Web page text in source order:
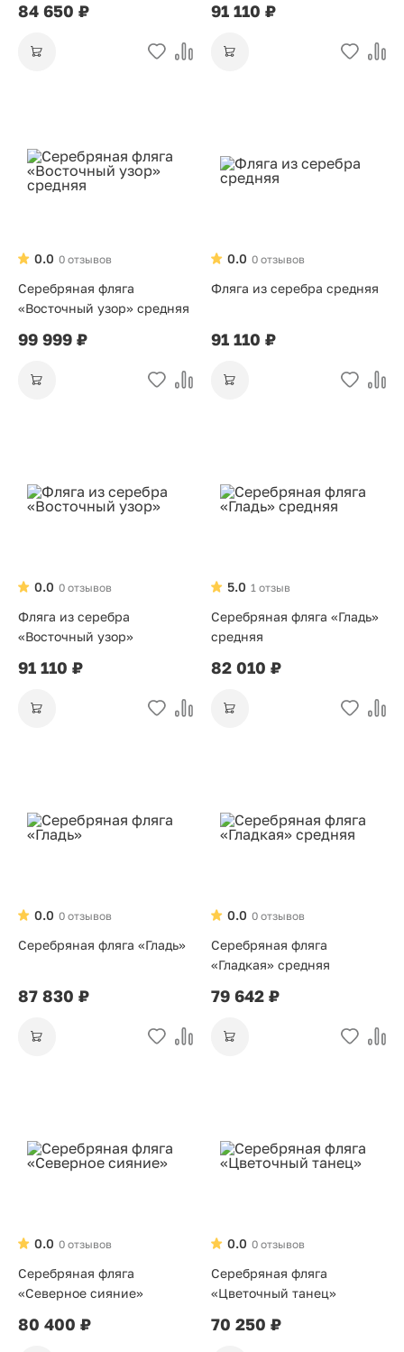
84 650 ₽ 91 110 ₽
0 отзывов
0.0
Серебряная фляга
«Восточный узор» средняя
99 999 ₽
0 отзывов
0.0
Фляга из серебра средняя
91 110 ₽
0 отзывов
0.0
Фляга из серебра
«Восточный узор»
91 110 ₽
1 отзыв
5.0
Серебряная фляга «Гладь»
средняя
82 010 ₽
0 отзывов
0.0
Серебряная фляга «Гладь»
87 830 ₽
0 отзывов
0.0
Серебряная фляга
«Гладкая» средняя
79 642 ₽
0 отзывов
0.0
Серебряная фляга
«Северное сияние»
80 400 ₽
0 отзывов
0.0
Серебряная фляга
«Цветочный танец»
70 250 ₽